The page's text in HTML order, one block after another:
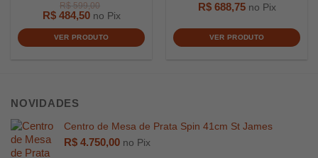
1.599,00
R$484,50 no Pix
VER PRODUTO
R$688,75 no Pix
VER PRODUTO
NOVIDADES
Centro de Mesa de Prata Spin 41cm St James
R$ 4.750,00 no Pix